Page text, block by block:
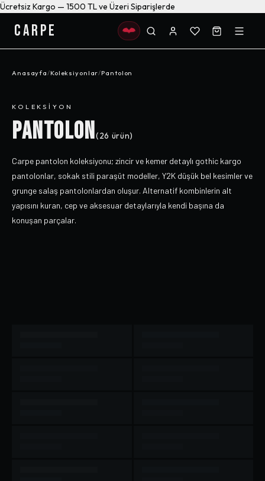
Ücretsiz Kargo — 1500 TL ve Üzeri Siparişlerde
CARPE
Anasayfa/Koleksiyonlar/Pantolon
KOLEKSIYON
PANTOLON(26 ürün)
Carpe pantolon koleksiyonu; zincir ve kemer detaylı gothic kargo
pantolonlar, sokak stili paraşüt modeller, Y2K düşük bel kesimler ve
grunge salaş pantolonlardan oluşur. Alternatif kombinlerin alt
yapısını kuran, cep ve aksesuar detaylarıyla kendi başına da
konuşan parçalar.